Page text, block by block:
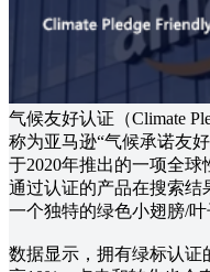
气候友好认证（Climate
称为亚马逊“气候承诺友
于2020年推出的一项全球
通过认证的产品在搜索结
一个独特的绿色小翅膀/叶
数据显示，拥有绿标认证